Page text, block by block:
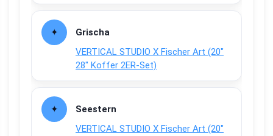
Grischa
VERTICAL STUDIO X Fischer Art (20″
28″ Koffer 2ER-Set)
Seestern
VERTICAL STUDIO X Fischer Art (20″